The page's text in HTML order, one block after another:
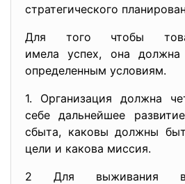
стратегического
Для того чтобы
имела успех, она должна
определенным условиям.
1. Организация должна
себе дальнейшее
сбыта, каковы должны
цели и какова миссия.
2 Для выживания в